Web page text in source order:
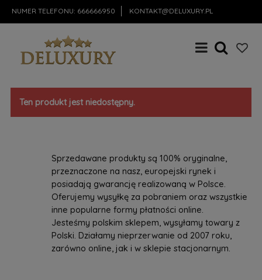
NUMER TELEFONU: 666666950 KONTAKT@DELUXURY.PL
Ten produkt jest niedostępny.
Sprzedawane produkty są 100% oryginalne,
przeznaczone na nasz, europejski rynek i
posiadają gwarancję realizowaną w Polsce.
Oferujemy wysyłkę za pobraniem oraz wszystkie
inne popularne formy płatności online.
Jesteśmy polskim sklepem, wysyłamy towary z
Polski. Działamy nieprzerwanie od 2007 roku,
zarówno online, jak i w sklepie stacjonarnym.